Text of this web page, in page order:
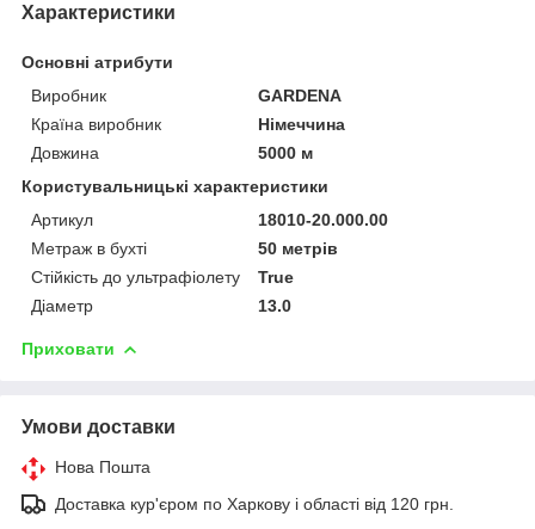
Характеристики
Основні атрибути
Виробник
GARDENA
Країна виробник
Німеччина
Довжина
5000 м
Користувальницькі характеристики
Артикул
18010-20.000.00
Метраж в бухті
50 метрів
Стійкість до ультрафіолету
True
Діаметр
13.0
Приховати
Умови доставки
Нова Пошта
Доставка кур'єром по Харкову і області від 120 грн.